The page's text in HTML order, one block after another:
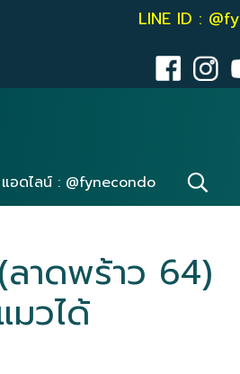
LINE ID :
แอดไลน์ : @fynecondo
ลาดพร้าว 64)
มวได้